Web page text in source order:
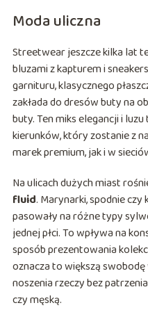
Moda uliczna
Streetwear jeszcze kilka lat
bluzami z kapturem i
garnituru, klasycznego
zakłada do dresów buty na
buty. Ten miks elegancji i
kierunków, który zostanie z
marek premium, jak i w
Na ulicach dużych miast
fluid. Marynarki, spodnie
pasowały na różne typy
jednej płci. To wpływa na
sposób prezentowania
oznacza to większą
noszenia rzeczy bez
czy męską.